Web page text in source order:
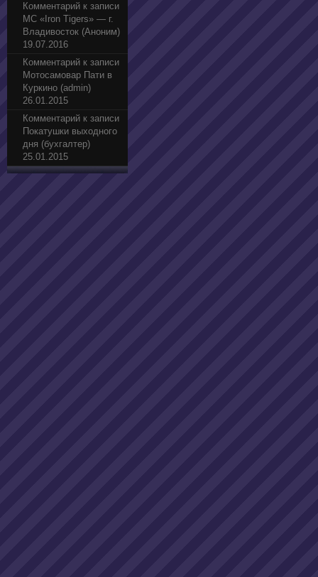
Комментарий к записи
МС «Iron Tigers» — г.
Владивосток (Аноним)
19.07.2016
Комментарий к записи
Мотосамовар Пати в
Куркино (admin)
26.01.2015
Комментарий к записи
Покатушки выходного
дня (бухгалтер)
25.01.2015